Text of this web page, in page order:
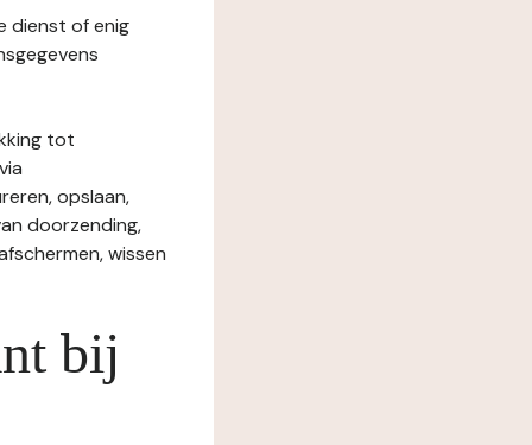
dienst of enig
tot
opslaan,
doorzending,
wissen
bij